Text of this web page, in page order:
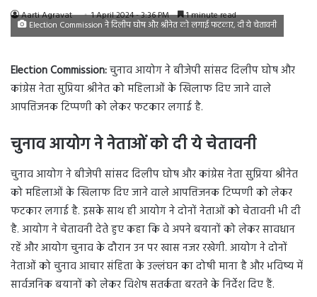
Aarti Agravat 1 April 2024 - 3:36 PM 1 minute read
Election Commission ने दिलीप घोष और श्रीनेत को लगाई फटकार, दी ये चेतावनी
Election Commission:चुनाव आयोग ने बीजेपी सांसद दिलीप घोष और
कांग्रेस नेता सुप्रिया श्रीनेत को महिलाओं के खिलाफ दिए जाने वाले
आपत्तिजनक टिप्पणी को लेकर फटकार लगाई है.
चुनाव आयोग ने नेताओं को दी ये चेतावनी
चुनाव आयोग ने बीजेपी सांसद दिलीप घोष और कांग्रेस नेता सुप्रिया श्रीनेत
को महिलाओं के खिलाफ दिए जाने वाले आपत्तिजनक टिप्पणी को लेकर
फटकार लगाई है. इसके साथ ही आयोग ने दोनों नेताओं को चेतावनी भी दी
है. आयोग ने चेतावनी देते हुए कहा कि वे अपने बयानों को लेकर सावधान
रहें और आयोग चुनाव के दौरान उन पर खास नजर रखेगी. आयोग ने दोनों
नेताओं को चुनाव आचार संहिता के उल्लंघन का दोषी माना है और भविष्य में
सार्वजनिक बयानों को लेकर विशेष सतर्कता बरतने के निर्देश दिए हैं.